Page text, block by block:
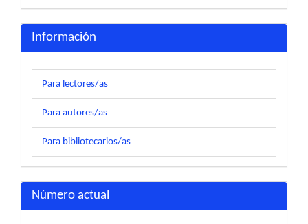
Información
Para lectores/as
Para autores/as
Para bibliotecarios/as
Número actual